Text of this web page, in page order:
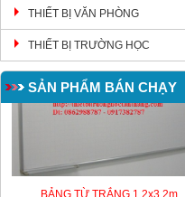
THIẾT BỊ VĂN PHÒNG
THIẾT BỊ TRƯỜNG HỌC
SẢN PHẨM BÁN CHẠY
BẢNG TỪ TRẮNG 1,2x3,2m